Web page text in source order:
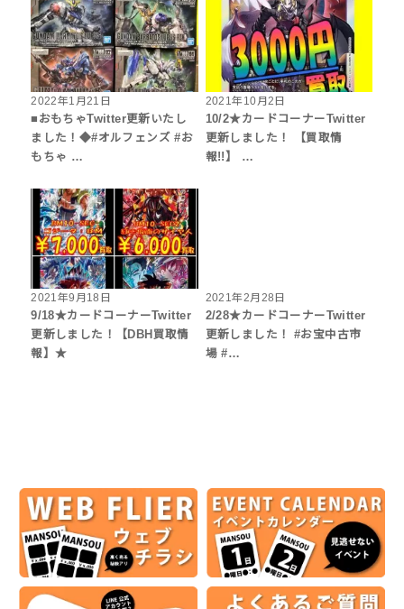
2022年1月21日
■おもちゃTwitter更新いたし
ました！◆#オルフェンズ #お
もちゃ …
2021年10月2日
10/2★カードコーナーTwitter
更新しました！ 【買取情
報!!】 …
2021年9月18日
9/18★カードコーナーTwitter
更新しました！【DBH買取情
報】★
2021年2月28日
2/28★カードコーナーTwitter
更新しました！ #お宝中古市
場 #…